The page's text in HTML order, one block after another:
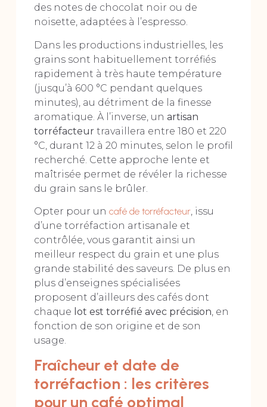
des notes de chocolat noir ou de
noisette, adaptées à l’espresso.
Dans les productions industrielles, les
grains sont habituellement torréfiés
rapidement à très haute température
(jusqu’à 600 °C pendant quelques
minutes), au détriment de la finesse
aromatique. À l’inverse, un artisan
torréfacteur travaillera entre 180 et 220
°C, durant 12 à 20 minutes, selon le profil
recherché. Cette approche lente et
maîtrisée permet de révéler la richesse
du grain sans le brûler.
Opter pour un café de torréfacteur, issu
d’une torréfaction artisanale et
contrôlée, vous garantit ainsi un
meilleur respect du grain et une plus
grande stabilité des saveurs. De plus en
plus d’enseignes spécialisées
proposent d’ailleurs des cafés dont
chaque lot est torréfié avec précision, en
fonction de son origine et de son
usage.
Fraîcheur et date de
torréfaction : les critères
pour un café optimal